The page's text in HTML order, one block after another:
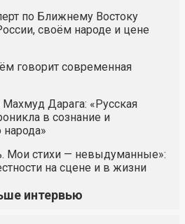
по Ближнему Востоку
своём народе и цене
говорит современная
Дарага: «Русская
в сознание и
Мои стихи — невыдуманные»:
на сцене и в жизни
интервью